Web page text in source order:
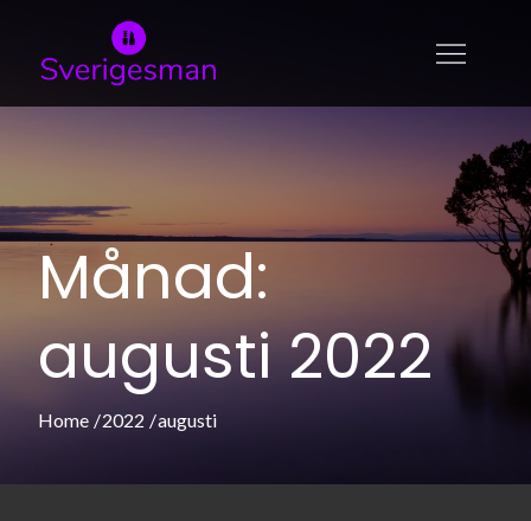
content
sverigesman.se
Allt om skönhet och modeller
Månad:
augusti 2022
Home 2022 augusti